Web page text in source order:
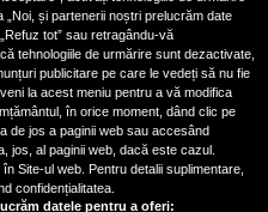
achiziție după
Suma exorbitantă pe
o din buzunar pentru o
ochelari de soare și un
și partenerii noștri prelucrăm date
tot” sau retragându-vă
tehnologiile de urmărire sunt dezactivate,
publicitare pe care le vedeți să nu fie
la acest meniu pentru a vă modifica
în orice moment, dând clic pe
de jos a paginii web sau accesând
jos, al paginii web, dacă este cazul.
Site-ul web. Pentru detalii suplimentare,
confidențialitatea.
datele pentru a oferi: